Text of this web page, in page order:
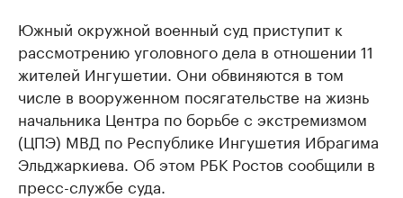
Южный окружной военный суд приступит к
рассмотрению уголовного дела в отношении 11
жителей Ингушетии. Они обвиняются в том
числе в вооруженном посягательстве на жизнь
начальника Центра по борьбе с экстремизмом
(ЦПЭ) МВД по Республике Ингушетия Ибрагима
Эльджаркиева. Об этом РБК Ростов сообщили в
пресс-службе суда.